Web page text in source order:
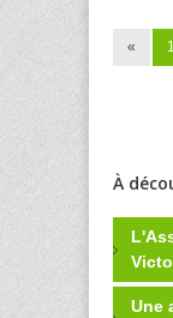
« 1
À
Une